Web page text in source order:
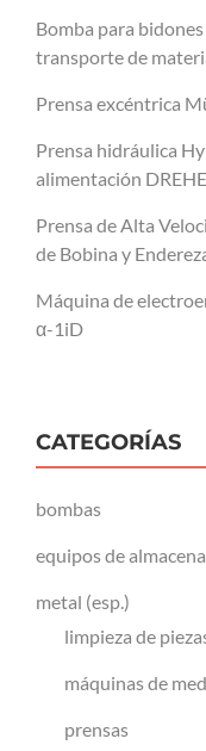
Bomba para
transporte de
Prensa excéntrica
Prensa hidráulica
alimentación
Prensa de Alta
de Bobina y
Máquina de
α-1iD
CATEGORÍAS
bombas
equipos de
metal (esp.)
limpieza de
máquinas de
prensas